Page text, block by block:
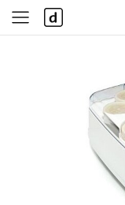
사
이
다
나
와